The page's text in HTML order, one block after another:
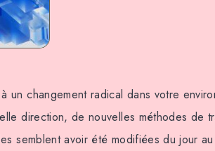
un changement radical dans votre
direction, de nouvelles méthodes de
semblent avoir été modifiées du jour